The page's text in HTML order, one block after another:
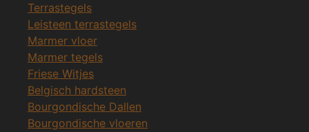
Terrastegels
Leisteen terrastegels
Marmer vloer
Marmer tegels
Friese Witjes
Belgisch hardsteen
Bourgondische Dallen
Bourgondische vloeren